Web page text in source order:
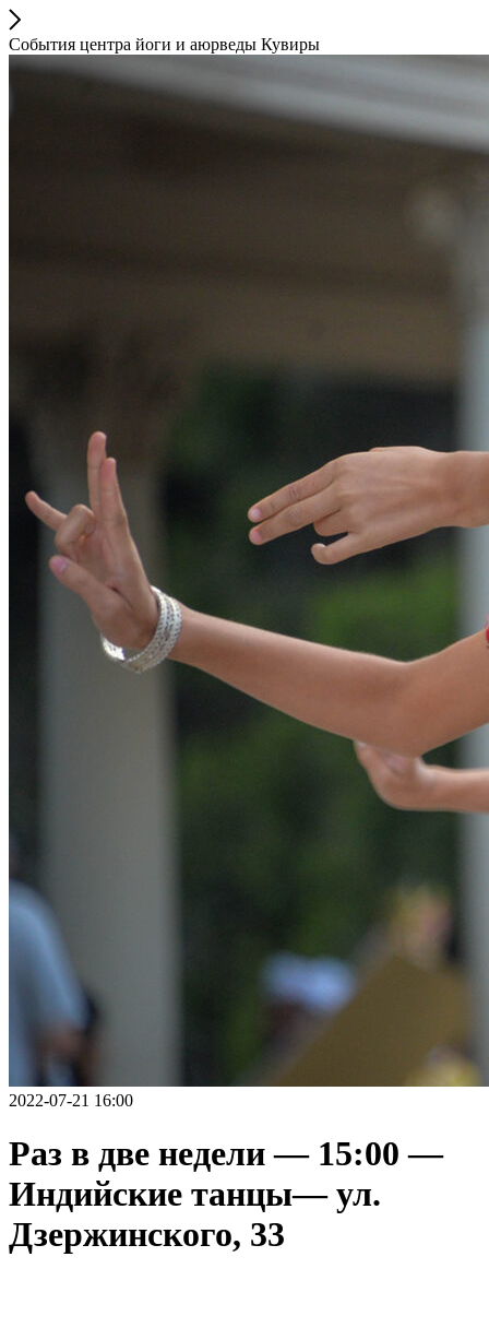
События центра йоги и аюрведы Кувиры
2022-07-21 16:00
Раз в две недели — 15:00 —
Индийские танцы— ул.
Дзержинского, 33